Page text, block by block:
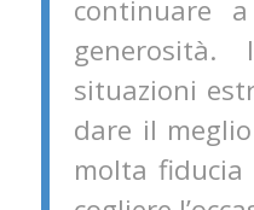
continuare
situazioni
dare il
molta